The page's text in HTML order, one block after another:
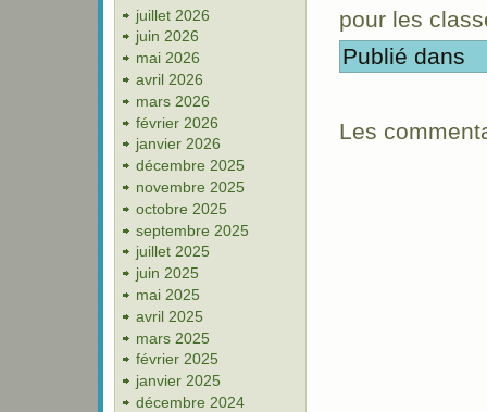
juillet 2026
juin 2026
mai 2026
avril 2026
mars 2026
février 2026
janvier 2026
décembre 2025
novembre 2025
octobre 2025
septembre 2025
juillet 2025
juin 2025
mai 2025
avril 2025
mars 2025
février 2025
janvier 2025
décembre 2024
pour les
Publié dans
Les